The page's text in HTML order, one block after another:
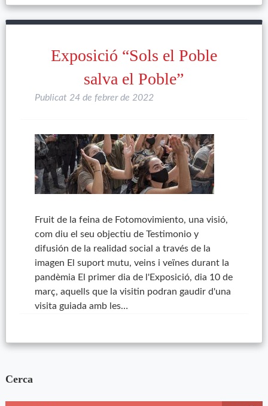
Exposició “Sols el Poble
salva el Poble”
Publicat 24 de febrer de 2022
Fruit de la feina de Fotomovimiento, una visió,
com diu el seu objectiu de Testimonio y
difusión de la realidad social a través de la
imagen El suport mutu, veins i veïnes durant la
pandèmia El primer dia de l'Exposició, dia 10 de
març, aquells que la visitin podran gaudir d'una
visita guiada amb les…
Cerca